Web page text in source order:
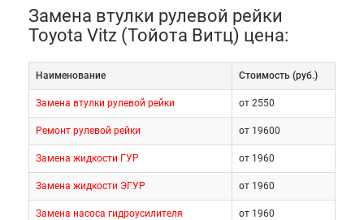
Замена втулки рулевой рейки
Toyota Vitz (Тойота Витц) цена:
Наименование Cтоимость (руб.)
Замена втулки рулевой рейки от 2550
Ремонт рулевой рейки от 19600
Замена жидкости ГУР от 1960
Замена жидкости ЭГУР от 1960
Замена насоса гидроусилителя от 1960